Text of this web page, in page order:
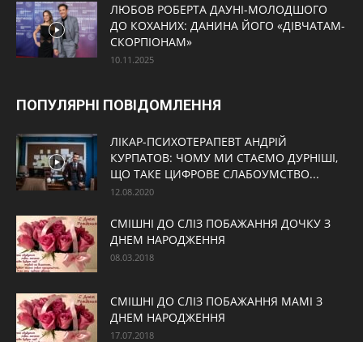
ЛЮБОВ РОБЕРТА ДАУНІ-МОЛОДШОГО
ДО КОХАНИХ: ДАНИНА ЙОГО «ДІВЧАТАМ-
СКОРПІОНАМ»
10.11.2025
ПОПУЛЯРНІ ПОВІДОМЛЕННЯ
ЛІКАР-ПСИХОТЕРАПЕВТ АНДРІЙ
КУРПАТОВ: ЧОМУ МИ СТАЄМО ДУРНІШІ,
ЩО ТАКЕ ЦИФРОВЕ СЛАБОУМСТВО...
12.08.2020
СМІШНІ ДО СЛІЗ ПОБАЖАННЯ ДОЧКУ З
ДНЕМ НАРОДЖЕННЯ
08.03.2018
СМІШНІ ДО СЛІЗ ПОБАЖАННЯ МАМІ З
ДНЕМ НАРОДЖЕННЯ
17.07.2018